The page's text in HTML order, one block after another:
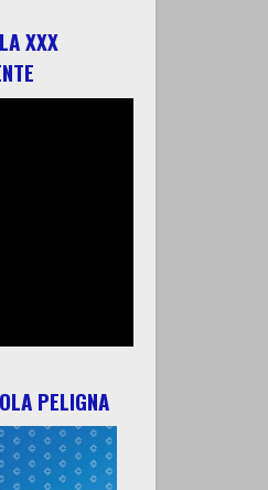
XXX
PELIGNA